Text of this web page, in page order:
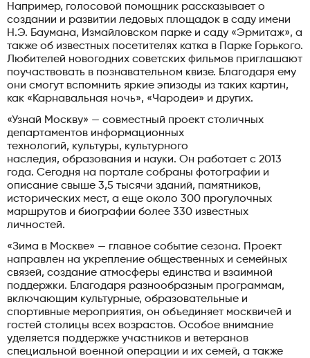
Например, голосовой помощник рассказывает о
создании и развитии ледовых площадок в саду имени
Н.Э. Баумана, Измайловском парке и саду «Эрмитаж», а
также об известных посетителях катка в Парке Горького.
Любителей новогодних советских фильмов приглашают
поучаствовать в познавательном квизе. Благодаря ему
они смогут вспомнить яркие эпизоды из таких картин,
как «Карнавальная ночь», «Чародеи» и других.
«Узнай Москву» — совместный проект столичных
департаментов информационных
технологий, культуры, культурного
наследия, образования и науки. Он работает с 2013
года. Сегодня на портале собраны фотографии и
описание свыше 3,5 тысячи зданий, памятников,
исторических мест, а еще около 300 прогулочных
маршрутов и биографии более 330 известных
личностей.
«Зима в Москве» — главное событие сезона. Проект
направлен на укрепление общественных и семейных
связей, создание атмосферы единства и взаимной
поддержки. Благодаря разнообразным программам,
включающим культурные, образовательные и
спортивные мероприятия, он объединяет москвичей и
гостей столицы всех возрастов. Особое внимание
уделяется поддержке участников и ветеранов
специальной военной операции и их семей, а также